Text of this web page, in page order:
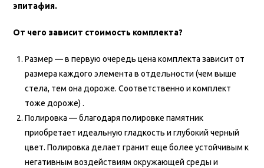
эпитафия.
От чего зависит стоимость комплекта?
Размер — в первую очередь цена комплекта зависит от
размера каждого элемента в отдельности (чем выше
стела, тем она дороже. Соответственно и комплект
тоже дороже) .
Полировка — благодаря полировке памятник
приобретает идеальную гладкость и глубокий черный
цвет. Полировка делает гранит еще более устойчивым к
негативным воздействиям окружающей среды и